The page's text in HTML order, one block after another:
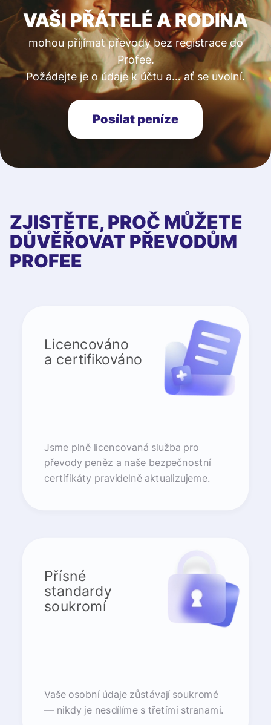
VAŠI PŘÁTELÉ A RODINA
mohou přijímat převody bez registrace do
Profee.
Požádejte je o údaje k účtu a… ať se uvolní.
Posílat peníze
ZJISTĚTE, PROČ MŮŽETE
DŮVĚŘOVAT PŘEVODŮM
PROFEE
Licencováno
a certifikováno
Jsme plně licencovaná služba pro
převody peněz a naše bezpečnostní
certifikáty pravidelně aktualizujeme.
Přísné
standardy
soukromí
Vaše osobní údaje zůstávají soukromé
— nikdy je nesdílíme s třetími stranami.